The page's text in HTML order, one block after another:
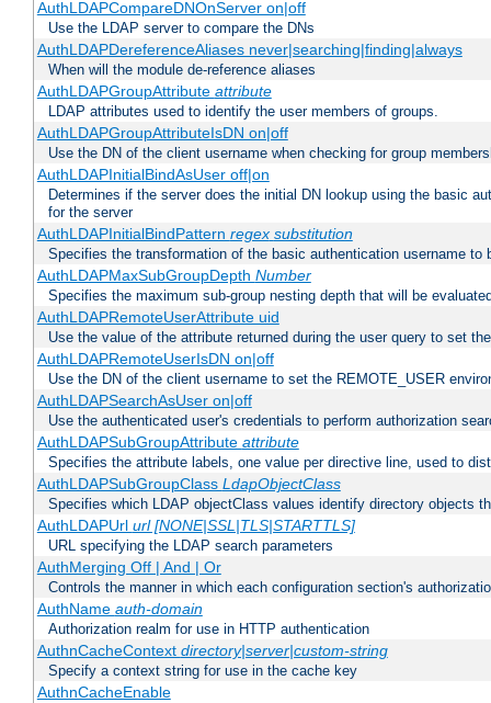
AuthLDAPCompareDNOnServer on|off
Use the LDAP server to compare the DNs
AuthLDAPDereferenceAliases never|searching|finding|always
When will the module de-reference aliases
AuthLDAPGroupAttribute attribute
LDAP attributes used to identify the user members of groups.
AuthLDAPGroupAttributeIsDN on|off
Use the DN of the client username when checking for group
AuthLDAPInitialBindAsUser off|on
Determines if the server does the initial DN lookup using the basic
for the server
AuthLDAPInitialBindPattern regex substitution
Specifies the transformation of the basic authentication username
AuthLDAPMaxSubGroupDepth Number
Specifies the maximum sub-group nesting depth that will be
AuthLDAPRemoteUserAttribute uid
Use the value of the attribute returned during the user query to set
AuthLDAPRemoteUserIsDN on|off
Use the DN of the client username to set the REMOTE_USER
AuthLDAPSearchAsUser on|off
Use the authenticated user's credentials to perform authorization
AuthLDAPSubGroupAttribute attribute
Specifies the attribute labels, one value per directive line, used to
AuthLDAPSubGroupClass LdapObjectClass
Specifies which LDAP objectClass values identify directory objects
AuthLDAPUrl url [NONE|SSL|TLS|STARTTLS]
URL specifying the LDAP search parameters
AuthMerging Off | And | Or
Controls the manner in which each configuration section's
AuthName auth-domain
Authorization realm for use in HTTP authentication
AuthnCacheContext directory|server|custom-string
Specify a context string for use in the cache key
AuthnCacheEnable